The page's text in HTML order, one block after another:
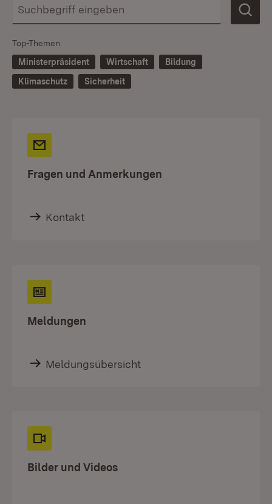
Top-Themen
Ministerpräsident
Wirtschaft
Bildung
Klimaschutz
Sicherheit
Fragen und Anmerkungen
Kontakt
Meldungen
Meldungsübersicht
Bilder und Videos